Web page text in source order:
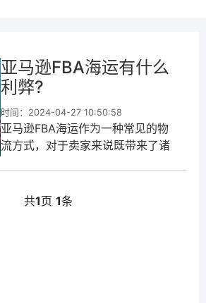
亚马逊FBA海运有什么
利弊?
时间：2024-04-27 10:50:58
亚马逊FBA海运作为一种常见的物
流方式，对于卖家来说既带来了诸
速12日达这一创新服务时，会发现
共1页 1条